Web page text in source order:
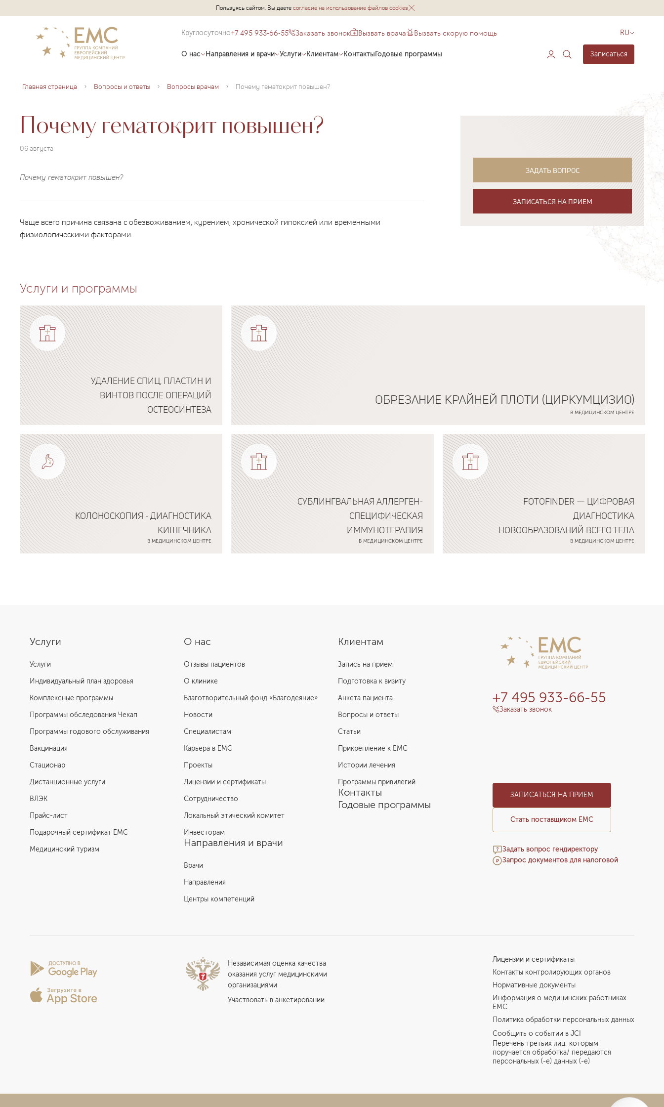
Пользуясь сайтом, Вы даетесогласие на использование файлов cookies
Круглосуточно+7 495 933-66-55 Заказать звонок Вызвать врача Вызвать скорую помощь RU
О нас Направления и врачи Услуги Клиентам КонтактыГодовые программы Записаться
Главная страница Вопросы и ответы Вопросы врачам Почему гематокрит повышен?
Почему гематокрит повышен?
06 августа
Почему гематокрит повышен?
Чаще всего причина связана с обезвоживанием, курением, хронической гипоксией или временными
физиологическими факторами.
ЗАДАТЬ ВОПРОС
ЗАПИСАТЬСЯ НА ПРИЕМ
Услуги и программы
УДАЛЕНИЕ СПИЦ, ПЛАСТИН И
ВИНТОВ ПОСЛЕ ОПЕРАЦИЙ
ОСТЕОСИНТЕЗА
Подробнее о программе
ОБРЕЗАНИЕ КРАЙНЕЙ ПЛОТИ (ЦИРКУМЦИЗИО)
В МЕДИЦИНСКОМ ЦЕНТРЕ
Подробнее о программе
КОЛОНОСКОПИЯ - ДИАГНОСТИКА
КИШЕЧНИКА
В МЕДИЦИНСКОМ ЦЕНТРЕ
СУБЛИНГВАЛЬНАЯ АЛЛЕРГЕН-
СПЕЦИФИЧЕСКАЯ
ИММУНОТЕРАПИЯ
В МЕДИЦИНСКОМ ЦЕНТРЕ
FOTOFINDER — ЦИФРОВАЯ
ДИАГНОСТИКА
НОВООБРАЗОВАНИЙ ВСЕГО ТЕЛА
В МЕДИЦИНСКОМ ЦЕНТРЕ
О нас
Отзывы пациентов
О клинике
Благотворительный фонд «Благодеяние»
Новости
Специалистам
Карьера в ЕМС
Проекты
Лицензии и сертификаты
Сотрудничество
Локальный этический комитет
Инвесторам
Направления и врачи
Врачи
Направления
Центры компетенций
Услуги
Услуги
Индивидуальный план здоровья
Комплексные программы
Программы обследования Чекап
Программы годового обслуживания
Вакцинация
Стационар
Дистанционные услуги
ВЛЭК
Прайс-лист
Подарочный сертификат EMC
Медицинский туризм
Клиентам
Запись на прием
Подготовка к визиту
Анкета пациента
Вопросы и ответы
Статьи
Прикрепление к EMC
Истории лечения
Программы привилегий
Контакты
Годовые программы
+7 495 933-66-55
Заказать звонок
ЗАПИСАТЬСЯ НА ПРИЕМ
Стать поставщиком ЕМС
Задать вопрос гендиректору
Запрос документов для налоговой
Независимая оценка качества
оказания услуг медицинскими
организациями
Участвовать в анкетировании
Лицензии и сертификаты
Контакты контролирующих органов
Нормативные документы
Информация о медицинских работниках
EMC
Политика обработки персональных данных
Сообщить о событии в JCI
Перечень третьих лиц, которым
поручается обработка/ передаются
персональных (-е) данных (-е)